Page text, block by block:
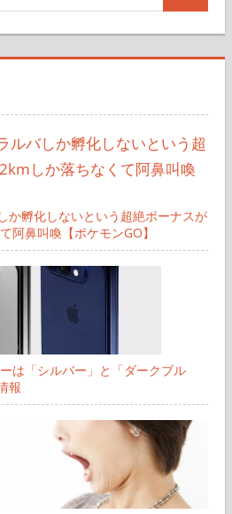
か孵化しないという超絶ボーナスが
鼻叫喚【ポケモンGO】
は「シルバー」と「ダークブル
報